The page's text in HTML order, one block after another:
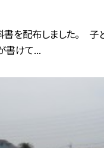
を配布しました。 子
書けて...